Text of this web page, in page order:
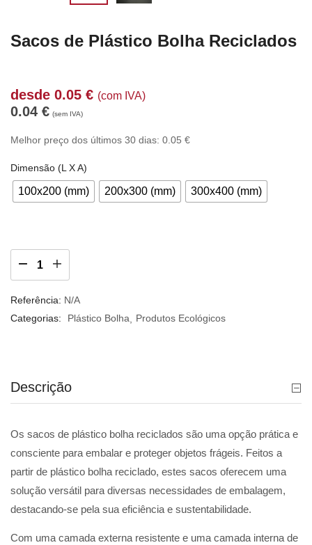
Sacos de Plástico Bolha Reciclados
desde 0.05 € (com IVA)
0.04 € (sem IVA)
Melhor preço dos últimos 30 dias: 0.05 €
Dimensão (L X A)
100x200 (mm) 200x300 (mm) 300x400 (mm)
Referência: N/A
Categorias:
Plástico Bolha Produtos Ecológicos
Descrição
Os sacos de plástico bolha reciclados são uma opção prática e
consciente para embalar e proteger objetos frágeis. Feitos a
partir de plástico bolha reciclado, estes sacos oferecem uma
solução versátil para diversas necessidades de embalagem,
destacando-se pela sua eficiência e sustentabilidade.
Com uma camada externa resistente e uma camada interna de